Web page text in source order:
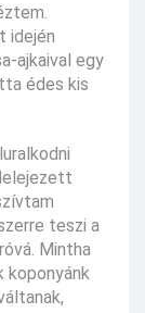
idején
ajkaival egy
édes kis
teszi a
Mintha
koponyánk